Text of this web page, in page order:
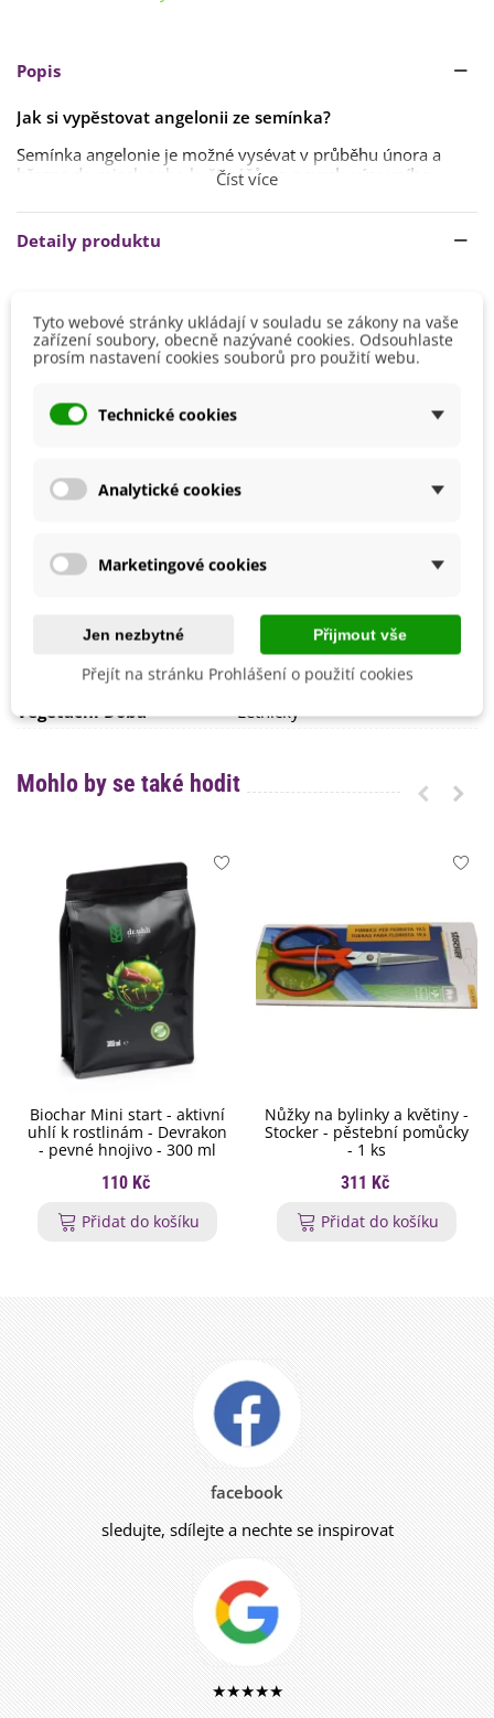
Popis
Jak si vypěstovat angelonii ze semínka?
Semínka angelonie je možné vysévat v průběhu února a
března do misek nebo květináčůna povrch výsevního
Ideální teplota ke klíčení je v rozmezí
trvá1–2 týdny, v závislosti na podmínkách pěstování.
prvních mrazech. Stanoviště volímena přímém slunci.
Po prvních mrazechlze přesadit semenáčky venna
možné pěstovat jak v záhoně, tak v pěstebních nádobách.
Pro udržení optimální půdní vlhkosti a potlačení plevelu lze
Číst více
Detaily produktu
Únor
Výška
20 - 40 cm
Barva Květů
Červenec
Říjen
Možnosti Pěstování
Venku
Mrazuvzdornost
Výrobce
SemenaOnline
Vegetační Doba
Letničky
Mohlo by se také hodit
Biochar Mini start - aktivní
uhlí k rostlinám - Devrakon
- pevné hnojivo - 300 ml
110 Kč
Přidat do košíku
Nůžky na bylinky a květiny -
Stocker - pěstební pomůcky
- 1 ks
311 Kč
Přidat do košíku
facebook
sledujte, sdílejte a nechte se inspirovat
★★★★★
Tyto webové stránky ukládají v souladu se zákony na vaše
zařízení soubory, obecně nazývané cookies. Odsouhlaste
prosím nastavení cookies souborů pro použití webu.
Technické cookies
Analytické cookies
Marketingové cookies
Jen nezbytné Přijmout vše
Přejít na stránku Prohlášení o použití cookies